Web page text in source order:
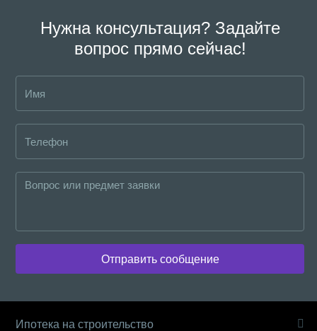
Нужна консультация? Задайте
вопрос прямо сейчас!
Отправить сообщение
Ипотека на строительство